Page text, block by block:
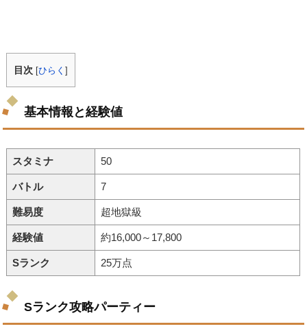
目次 [ひらく]
基本情報と経験値
スタミナ 50
バトル 7
難易度 超地獄級
経験値 約16,000～17,800
Sランク 25万点
Sランク攻略パーティー